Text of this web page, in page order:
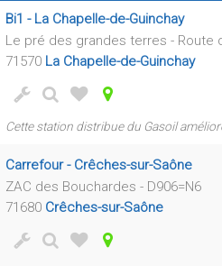
Bi1 - La Chapelle-de-Guinchay
Le pré des grandes terres - Route
71570 La Chapelle-de-Guinchay
Cette station distribue du Gasoil
Carrefour - Crêches-sur-Saône
ZAC des Bouchardes - D906=N6
71680 Crêches-sur-Saône